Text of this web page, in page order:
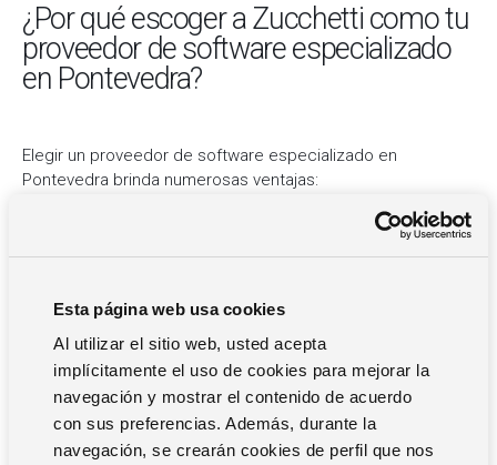
Esta página web usa cookies
Al utilizar el sitio web, usted acepta
implícitamente el uso de cookies para mejorar la
navegación y mostrar el contenido de acuerdo
con sus preferencias. Además, durante la
navegación, se crearán cookies de perfil que nos
¿Por qué escoger a Zucchetti como tu
proveedor de software especializado
en Pontevedra?
Elegir un proveedor de software especializado en
Pontevedra brinda numerosas ventajas:
Conocimientos y habilidades técnicas: Un proveedor con
enfoque en la región cuenta con competencias y saberes
desenvuelve, proporcionando soluciones ajustadas y
diseñadas para cada cliente.
Rendimiento del software: Un proveedor enfocado en
Pontevedra se dedica al mejoramiento constante y al
desarrollo de su software, teniendo en cuenta las
particularidades de la región.